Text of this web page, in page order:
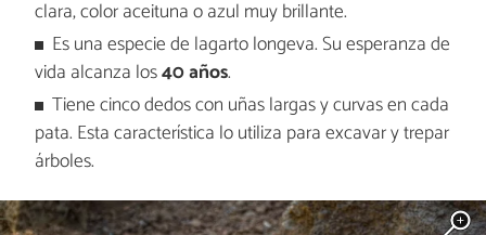
clara, color aceituna o azul muy brillante.
Es una especie de lagarto longeva. Su esperanza de
vida alcanza los40 años.
Tiene cinco dedos con uñas largas y curvas en cada
pata. Esta característica lo utiliza para excavar y trepar
árboles.